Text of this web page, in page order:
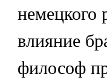
немецкого
влияние
философ